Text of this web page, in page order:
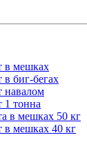
в мешках
биг-бегах
навалом
1 тонна
в мешках 50 кг
в мешках 40 кг